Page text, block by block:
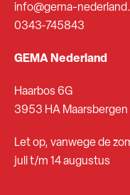
info@gema-
0343-745843
GEMA Nederland
Haarbos 6G
3953 HA Maarsbergen
Let op, vanwege de
juli t/m 14 augustus